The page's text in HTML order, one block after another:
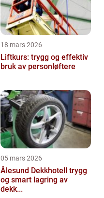
18 mars 2026
Liftkurs: trygg og effektiv
bruk av personløftere
05 mars 2026
Ålesund Dekkhotell trygg
og smart lagring av
dekk...